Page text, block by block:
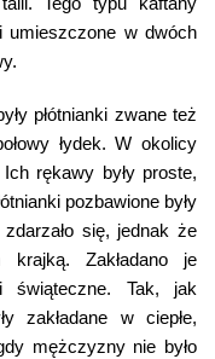
umieszczone w dwóch
płótnianki zwane też
łydek. W okolicy
rękawy były proste,
pozbawione były
się, jednak że
krajką. Zakładano je
Tak, jak
zakładane w ciepłe,
mężczyzny nie było